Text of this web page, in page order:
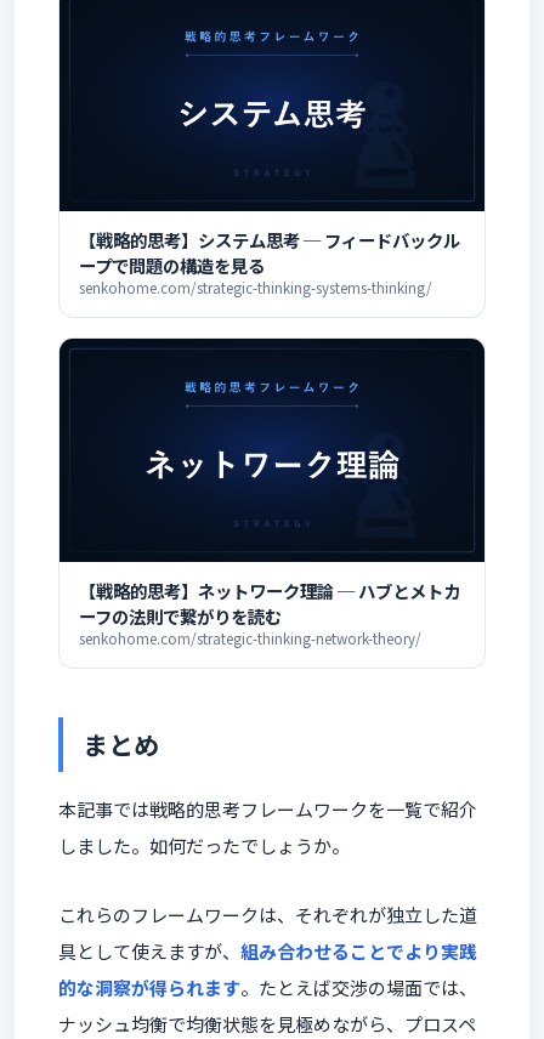
【戦略的思考】システム思考 ─ フィードバックル
ープで問題の構造を見る
senkohome.com/strategic-thinking-systems-thinking/
【戦略的思考】ネットワーク理論 ─ ハブとメトカ
ーフの法則で繋がりを読む
senkohome.com/strategic-thinking-network-theory/
まとめ
本記事では戦略的思考フレームワークを一覧で紹介
しました。如何だったでしょうか。
これらのフレームワークは、それぞれが独立した道
具として使えますが、 組み合わせることでより実践
的な洞察が得られます。たとえば交渉の場面では、
ナッシュ均衡で均衡状態を見極めながら、プロスペ